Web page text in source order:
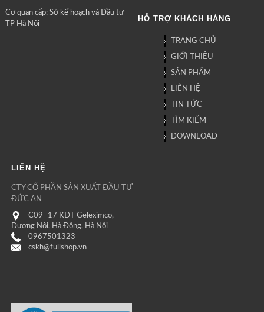
Cơ quan cấp: Sở kế hoạch và Đầu tư
TP Hà Nội
HỖ TRỢ KHÁCH HÀNG
TRANG CHỦ
GIỚI THIỆU
SẢN PHẨM
LIÊN HỆ
TIN TỨC
TÌM KIẾM
DOWNLOAD
LIÊN HỆ
CTY CỔ PHẦN SẢN XUẤT ĐẦU TƯ
ĐỨC AN
C09- 17 KĐT Geleximco,
Dương Nội, Hà Đông, Hà Nội
0967501323
cskh@fullshop.vn